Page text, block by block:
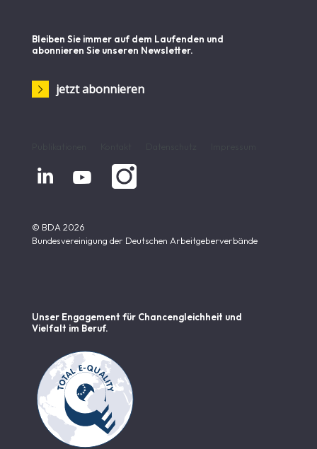
Bleiben Sie immer auf dem Laufenden und
abonnieren Sie unseren Newsletter.
jetzt abonnieren
 
© BDA 2026
Bundesvereinigung der Deutschen Arbeitgeberverbände
Unser Engagement für Chancen­gleichheit und
Vielfalt im Beruf.